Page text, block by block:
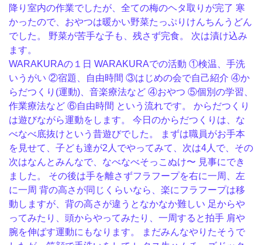
降り室内の作業でしたが、全ての梅のヘタ取りが完了 寒
かったので、おやつは暖かい野菜たっぷりけんちんうどん
でした。 野菜が苦手な子も、残さず完食。 次は漬け込み
ます。
WARAKURAの１日 WARAKURAでの活動 ①検温、手洗
いうがい ②宿題、自由時間 ③はじめの会で自己紹介 ④か
らだつくり(運動)、音楽療法など ④おやつ ⑤個別の学習、
作業療法など ⑥自由時間 という流れです。 からだつくり
は遊びながら運動をします。 今日のからだつくりは、な
べなべ底抜けという昔遊びでした。 まずは職員がお手本
を見せて、子ども達が2人でやってみて、次は4人で、その
次はなんとみんなで、なべなべそっこぬけ〜 見事にでき
ました。 その後は手を離さずフラフープを右に一周、左
に一周 背の高さが同じくらいなら、楽にフラフープは移
動しますが、背の高さが違うとなかなか難しい 足からや
ってみたり、頭からやってみたり、一周すると拍手️ 肩や
腕を伸ばす運動にもなります。 まだみんなやりたそうで